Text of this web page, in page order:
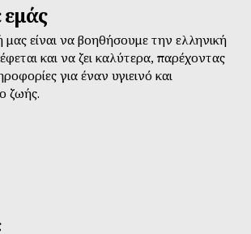
εμάς
είναι να βοηθήσουμε την ελληνική
και να ζει καλύτερα, παρέχοντας
για έναν υγιεινό και
ζωής.